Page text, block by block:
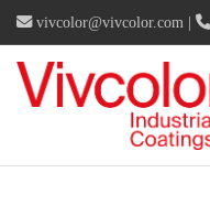
vivcolor@vivcolor.com |